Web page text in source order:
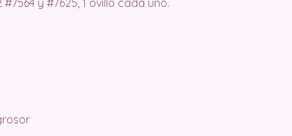
y #7625, 1 ovillo cada uno.